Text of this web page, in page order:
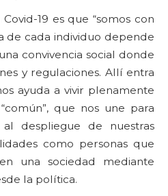
19 es que “somos con
de cada individuo depende
convivencia social donde
y regulaciones. Allí entra
ayuda a vivir plenamente
que nos une para
despliegue de nuestras
como personas que
una sociedad mediante
la política.